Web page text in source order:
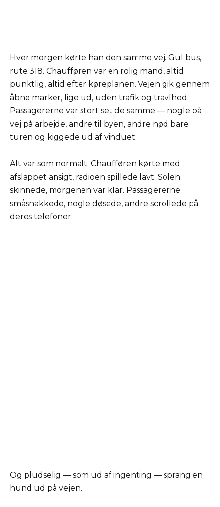
Hver morgen kørte han den samme vej. Gul bus,
rute 318. Chaufføren var en rolig mand, altid
punktlig, altid efter køreplanen. Vejen gik gennem
åbne marker, lige ud, uden trafik og travlhed.
Passagererne var stort set de samme — nogle på
vej på arbejde, andre til byen, andre nød bare
turen og kiggede ud af vinduet.
Alt var som normalt. Chaufføren kørte med
afslappet ansigt, radioen spillede lavt. Solen
skinnede, morgenen var klar. Passagererne
småsnakkede, nogle døsede, andre scrollede på
deres telefoner.
Og pludselig — som ud af ingenting — sprang en
hund ud på vejen.